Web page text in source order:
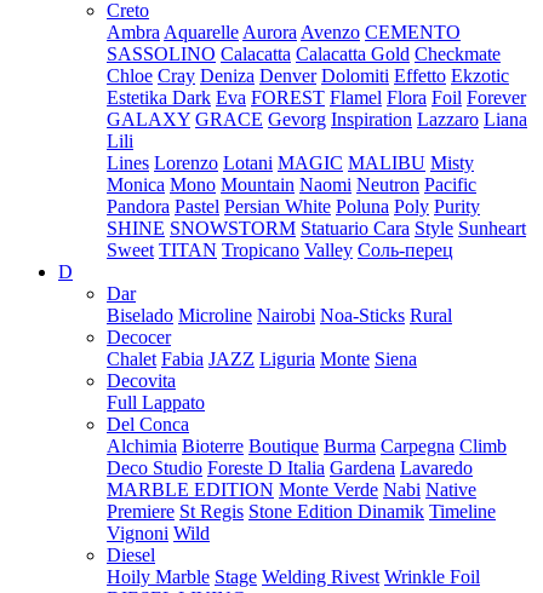
Creto
Ambra Aquarelle Aurora Avenzo CEMENTO
SASSOLINO Calacatta Calacatta Gold Checkmate
Chloe Cray Deniza Denver Dolomiti Effetto Ekzotic
Estetika Dark Eva FOREST Flamel Flora Foil Forever
GALAXY GRACE Gevorg Inspiration Lazzaro Liana
Lili
Lines Lorenzo Lotani MAGIC MALIBU Misty
Monica Mono Mountain Naomi Neutron Pacific
Pandora Pastel Persian White Poluna Poly Purity
SHINE SNOWSTORM Statuario Cara Style Sunheart
Sweet TITAN Tropicano Valley Соль-перец
D
Dar
Biselado Microline Nairobi Noa-Sticks Rural
Decocer
Chalet Fabia JAZZ Liguria Monte Siena
Decovita
Full Lappato
Del Conca
Alchimia Bioterre Boutique Burma Carpegna Climb
Deco Studio Foreste D Italia Gardena Lavaredo
MARBLE EDITION Monte Verde Nabi Native
Premiere St Regis Stone Edition Dinamik Timeline
Vignoni Wild
Diesel
Hoily Marble Stage Welding Rivest Wrinkle Foil